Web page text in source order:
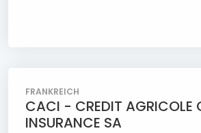
FRANKREICH
CACI - CREDIT AGRICOLE
INSURANCE SA